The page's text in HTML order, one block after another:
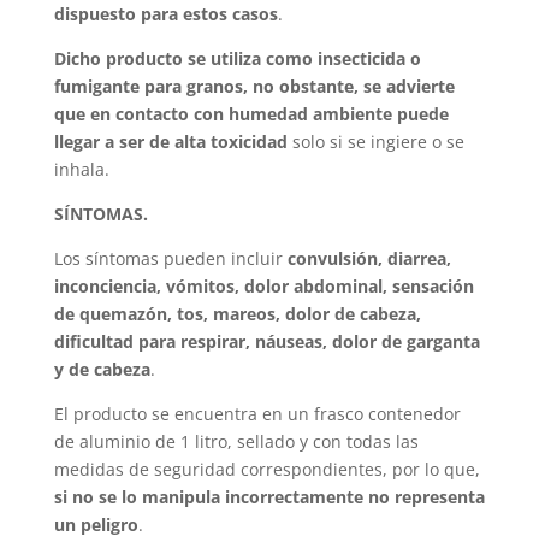
dispuesto para estos casos.
Dicho producto se utiliza como insecticida o
fumigante para granos, no obstante, se advierte
que en contacto con humedad ambiente puede
llegar a ser de alta toxicidad solo si se ingiere o se
inhala.
SÍNTOMAS.
Los síntomas pueden incluir convulsión, diarrea,
inconciencia, vómitos, dolor abdominal, sensación
de quemazón, tos, mareos, dolor de cabeza,
dificultad para respirar, náuseas, dolor de garganta
y de cabeza.
El producto se encuentra en un frasco contenedor
de aluminio de 1 litro, sellado y con todas las
medidas de seguridad correspondientes, por lo que,
si no se lo manipula incorrectamente no representa
un peligro.